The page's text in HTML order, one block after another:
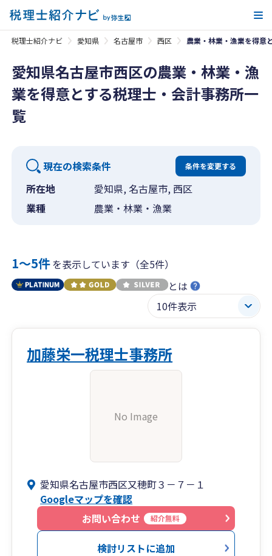
税理士紹介ナビ 愛知県 名古屋市 西区 農業・林業・漁業を得意
愛知県名古屋市西区の農業・林業・漁
業を得意とする税理士・会計事務所一
覧
現在の検索条件 条件を変更する
所在地
愛知県, 名古屋市, 西区
業種
農業・林業・漁業
1〜5件を表示しています（全5件）
とは
加藤栄一税理士事務所
No Image
愛知県名古屋市西区又穂町３－７－１
Googleマップを確認
お問い合わせ
紹介無料
検討リストに追加